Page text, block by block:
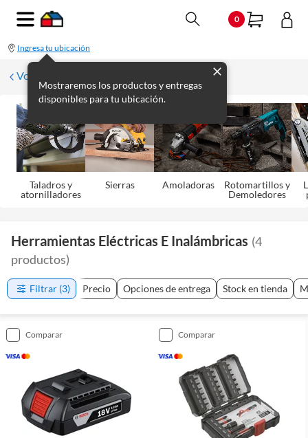
0
Ingresa tu ubicación
Mostraremos los productos y entregas
disponibles para tu ubicación.
Volver
Taladros y
atornilladores
Sierras Amoladoras
Rotomartillos y
Demoledores
Herramientas Eléctricas E Inalámbricas (4
productos)
Filtrar (3) Precio Opciones de entrega Stock en tienda
comparar comparar